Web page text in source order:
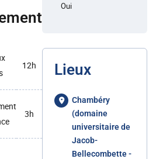
12h
3h
Oui
Lieux
Chambéry
(domaine
universitaire de
Jacob-
Bellecombette -